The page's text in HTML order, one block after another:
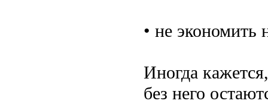
• не экономить
Иногда
без него